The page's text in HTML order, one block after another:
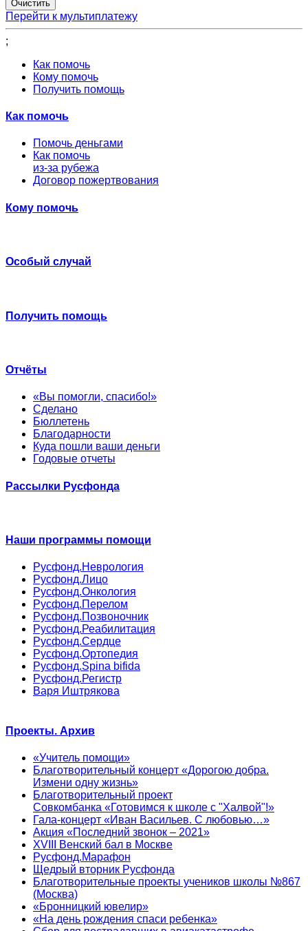
Перейти к мультиплатежу
;
Как помочь
Кому помочь
Получить помощь
Как помочь
Помочь деньгами
Как помочь
из-за рубежа
Договор пожертвования
Кому помочь
Особый случай
Получить помощь
Отчёты
«Вы помогли, спасибо!»
Сделано
Бюллетень
Благодарности
Куда пошли ваши деньги
Годовые отчеты
Рассылки Русфонда
Наши программы помощи
Русфонд.Неврология
Русфонд.Лицо
Русфонд.Онкология
Русфонд.Перелом
Русфонд.Позвоночник
Русфонд.Реабилитация
Русфонд.Сердце
Русфонд.Ортопедия
Русфонд.Spina bifida
Русфонд.Регистр
Варя Иштрякова
Проекты. Архив
«Учитель помощи»
Благотворительный концерт «Дорогою добра.
Измени одну жизнь»
Благотворительный проект
Совкомбанка «Готовимся к школе с "Халвой"!»
Гала-концерт «Иван Васильев. С любовью…»
Акция «Последний звонок – 2021»
XVIII Венский бал в Москве
Русфонд.Марафон
Щедрый вторник Русфонда
Благотворительные проекты учеников школы №867
(Москва)
«Бронницкий ювелир»
«На день рождения спаси ребенка»